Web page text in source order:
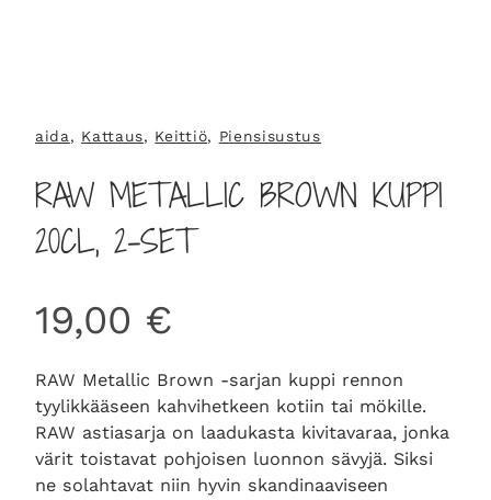
aida, Kattaus, Keittiö, Piensisustus
RAW METALLIC BROWN KUPPI
20CL, 2-SET
19,00 €
RAW Metallic Brown -sarjan kuppi rennon
tyylikkääseen kahvihetkeen kotiin tai mökille.
RAW astiasarja on laadukasta kivitavaraa, jonka
värit toistavat pohjoisen luonnon sävyjä. Siksi
ne solahtavat niin hyvin skandinaaviseen